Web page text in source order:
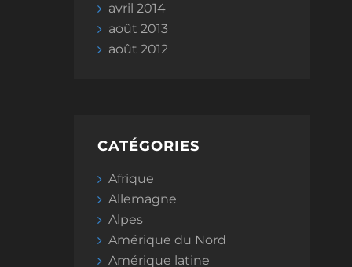
avril 2014
août 2013
août 2012
CATÉGORIES
Afrique
Allemagne
Alpes
Amérique du Nord
Amérique latine